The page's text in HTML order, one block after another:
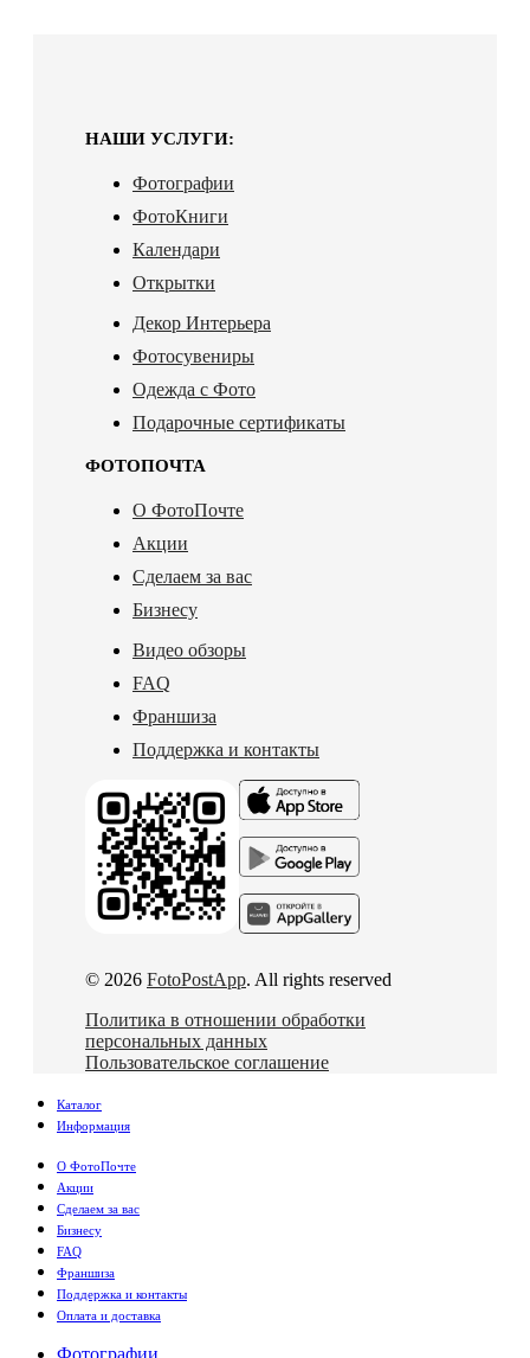
НАШИ УСЛУГИ:
Фотографии
ФотоКниги
Календари
Открытки
Декор Интерьера
Фотосувениры
Одежда с Фото
Подарочные сертификаты
ФОТОПОЧТА
О ФотоПочте
Акции
Сделаем за вас
Бизнесу
Видео обзоры
FAQ
Франшиза
Поддержка и контакты
© 2026 FotoPostApp. All rights reserved
Политика в отношении обработки
персональных данных
Пользовательское соглашение
Каталог
Информация
О ФотоПочте
Акции
Сделаем за вас
Бизнесу
FAQ
Франшиза
Поддержка и контакты
Оплата и доставка